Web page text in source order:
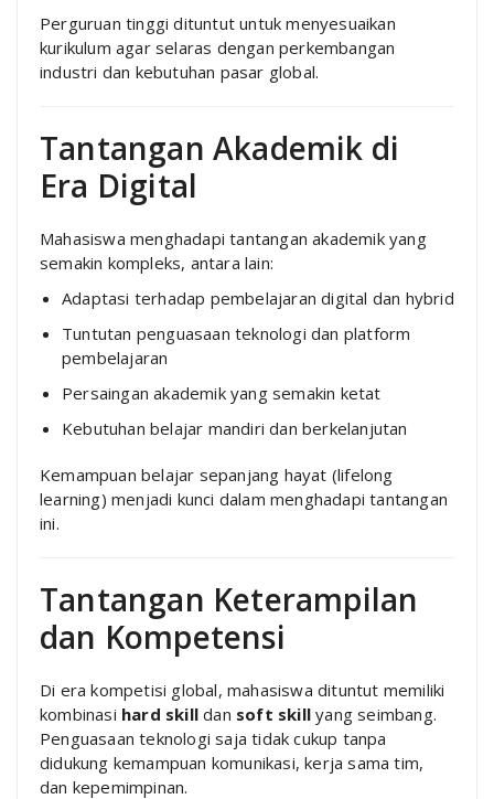
Perguruan tinggi dituntut untuk menyesuaikan
kurikulum agar selaras dengan perkembangan
industri dan kebutuhan pasar global.
Tantangan Akademik di
Era Digital
Mahasiswa menghadapi tantangan akademik yang
semakin kompleks, antara lain:
Adaptasi terhadap pembelajaran digital dan hybrid
Tuntutan penguasaan teknologi dan platform
pembelajaran
Persaingan akademik yang semakin ketat
Kebutuhan belajar mandiri dan berkelanjutan
Kemampuan belajar sepanjang hayat (lifelong
learning) menjadi kunci dalam menghadapi tantangan
ini.
Tantangan Keterampilan
dan Kompetensi
Di era kompetisi global, mahasiswa dituntut memiliki
kombinasi hard skill dan soft skill yang seimbang.
Penguasaan teknologi saja tidak cukup tanpa
didukung kemampuan komunikasi, kerja sama tim,
dan kepemimpinan.